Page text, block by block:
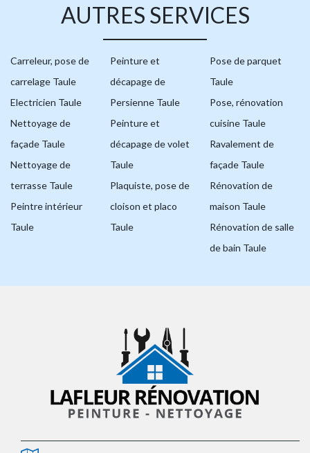
AUTRES SERVICES
Carreleur, pose de
carrelage Taule
Electricien Taule
Nettoyage de
façade Taule
Nettoyage de
terrasse Taule
Peintre intérieur
Taule
Peinture et
décapage de
Persienne Taule
Peinture et
décapage de volet
Taule
Plaquiste, pose de
cloison et placo
Taule
Pose de parquet
Taule
Pose, rénovation
cuisine Taule
Ravalement de
façade Taule
Rénovation de
maison Taule
Rénovation de salle
de bain Taule